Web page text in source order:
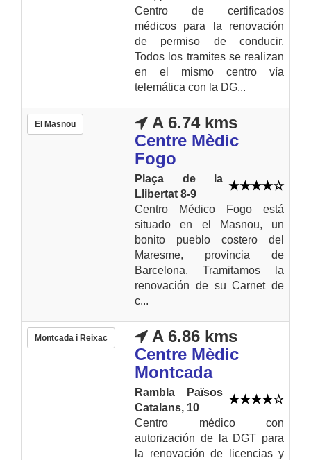
Centro de certificados
médicos para la renovación
de permiso de conducir.
Todos los tramites se realizan
en el mismo centro vía
telemática con la DG...
El Masnou
A 6.74 kms
Centre Mèdic
Fogo
Plaça de la
Llibertat 8-9
Centro Médico Fogo está
situado en el Masnou, un
bonito pueblo costero del
Maresme, provincia de
Barcelona. Tramitamos la
renovación de su Carnet de
c...
Montcada i Reixac
A 6.86 kms
Centre Mèdic
Montcada
Rambla Països
Catalans, 10
Centro médico con
autorización de la DGT para
la renovación de licencias y